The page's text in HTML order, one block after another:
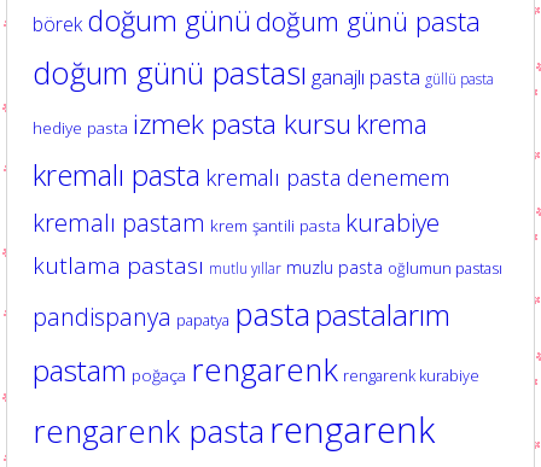
börek doğum günüdoğum günü pasta
doğum günü pastası ganajlı pasta güllü pasta
hediye pasta izmek pasta kursu krema
kremalı pasta kremalı pasta denemem
kremalı pastam krem şantili pasta kurabiye
kutlama pastası mutlu yıllar muzlu pasta oğlumun pastası
pandispanya papatya pasta pastalarım
pastam poğaça rengarenk rengarenk kurabiye
rengarenk pasta rengarenk